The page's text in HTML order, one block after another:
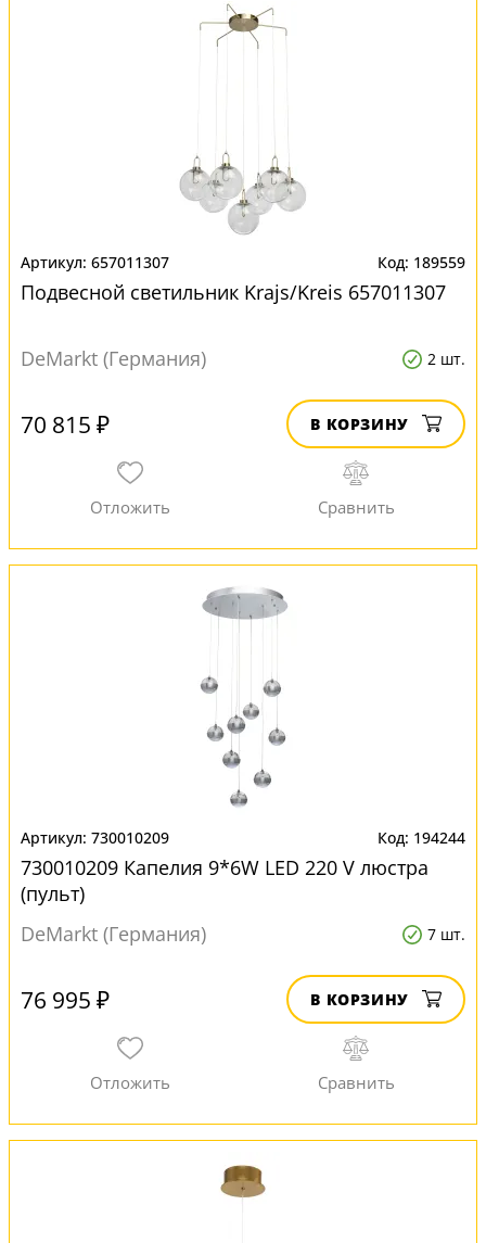
657011307 189559
Подвесной светильник Krajs/Kreis 657011307
DeMarkt (Германия) 2 шт.
70 815 ₽ В КОРЗИНУ
730010209 194244
730010209 Капелия 9*6W LED 220 V люстра
(пульт)
DeMarkt (Германия)
7 шт.
76 995 ₽ В КОРЗИНУ